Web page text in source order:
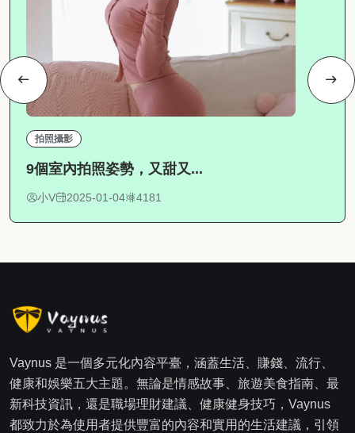
拍照攝影
9個室內拍照姿勢，又甜又...
小V 2025-01-04 4181
Vaynus 是一個多元化內容平臺，涵蓋生活、賺錢、流行、
健康和娛樂五大主題。無論是情感故事、旅遊美食指南、最
新科技資訊，還是職場理財建議、健康健身技巧，Vaynus
都致力於為使用者提供豐富的內容和實用的生活建議，引領